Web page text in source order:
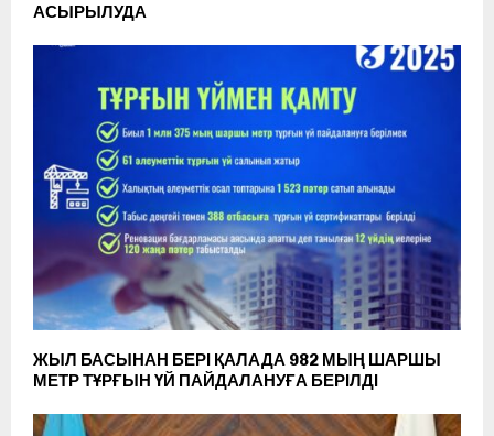
АСЫРЫЛУДА
ЖЫЛ БАСЫНАН БЕРІ ҚАЛАДА 982 МЫҢ ШАРШЫ
МЕТР ТҰРҒЫН ҮЙ ПАЙДАЛАНУҒА БЕРІЛДІ